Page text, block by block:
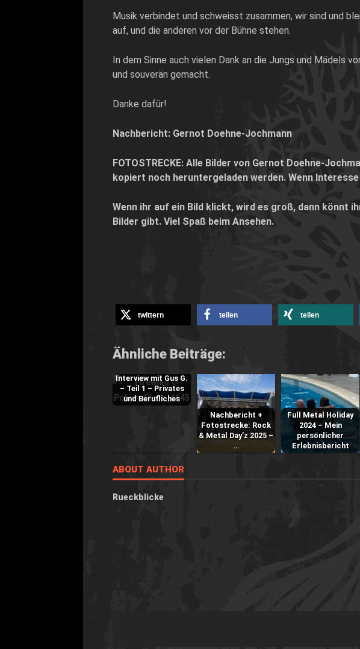
Musik verbindet und schweisst zusammen, wir sind und
auf, und die anderen vor der Bühne stehen.
In dem Sinne auch vielen Dank an die Jungs und Mädels
und souverän gemacht.
Danke dafür!
Nachbericht: Gernot Doehne-Jochmann
FOTOSTRECKE: Alle Bilder von Gernot Doehne-
kopiert noch heruntergeladen werden. Wenn
Wenn ihr auf ein Bild klickt, wird es groß, dann könnt
Bilder gibt. Viel Spaß beim Ansehen.
twittern teilen teilen
Ähnliche Beiträge:
Interview mit Gus G.
– Teil 1 – Privates
und Berufliches
Nachbericht +
Fotostrecke: Rock
& Metal Day’z 2025 –
…
Full Metal Holiday
2024 – Mein
persönlicher
Erlebnisbericht
ABOUT AUTHOR
Rueckblicke